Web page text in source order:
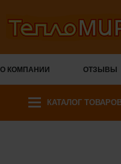
О КОМПАНИИ ОТЗЫВЫ
КАТАЛОГ